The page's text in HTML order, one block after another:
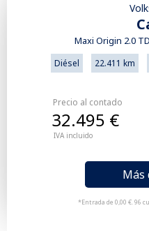
Maxi Origin 2.0
Diésel 22.411 km
Precio al contado
IVA incluido
32.495 €
Más
*Entrada de 0,00 €. 96